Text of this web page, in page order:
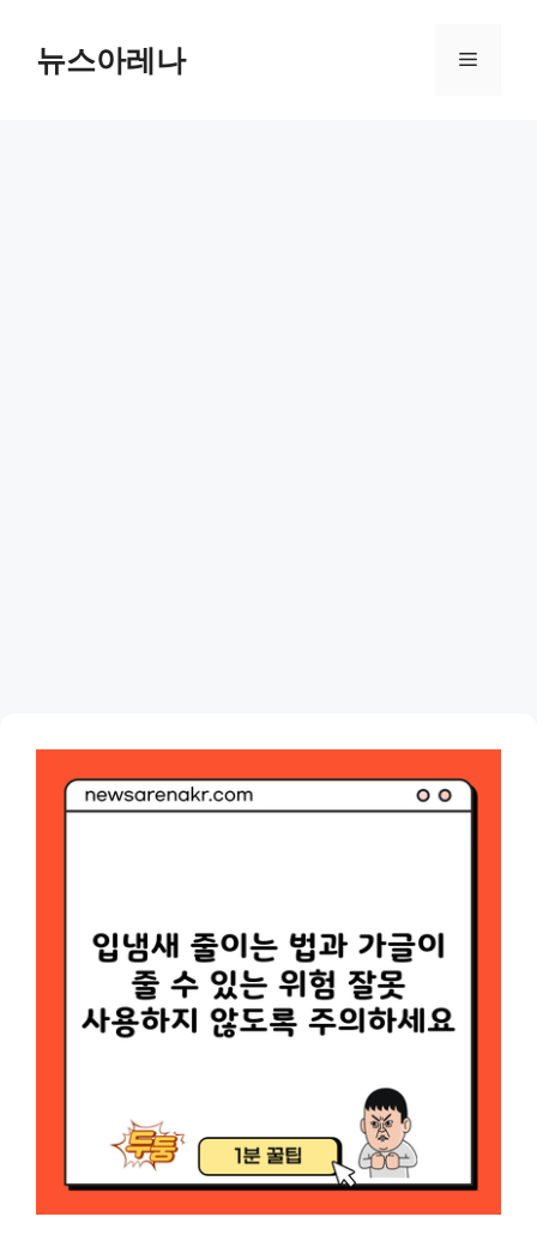
content뉴스아레나 Menu